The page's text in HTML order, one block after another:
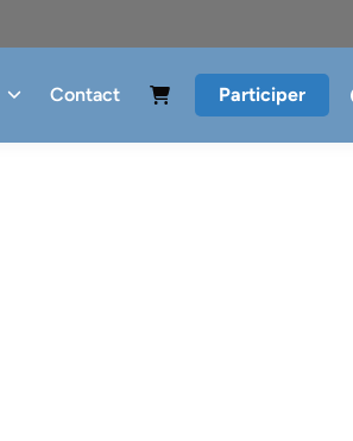
Contact Participer